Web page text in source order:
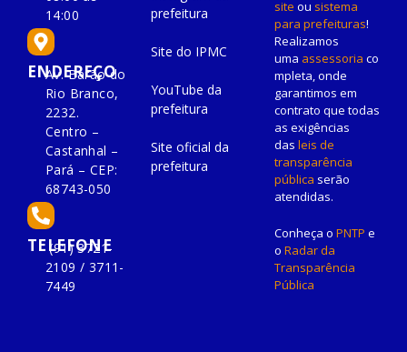
14:00
ENDEREÇO
Av. Barão do
Rio Branco,
2232.
Centro –
Castanhal –
Pará – CEP:
68743-050
TELEFONE
(91) 3721-
2109 / 3711-
7449
prefeitura
Site do IPMC
YouTube da
prefeitura
Site oficial da
prefeitura
site ou sistema
para prefeituras!
Realizamos
uma assessoria co
mpleta, onde
garantimos em
contrato que todas
as exigências
das leis de
transparência
pública serão
atendidas.
Conheça o PNTP e
o Radar da
Transparência
Pública